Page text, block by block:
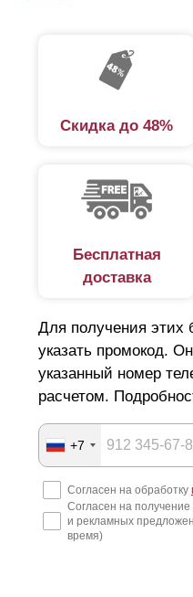
Скидка до 48%
Бесплатная
доставка
Для получения этих
указать промокод.
указанный номер
расчетом.
+7
Согласен на обработку
Согласен на
и рекламных
время)